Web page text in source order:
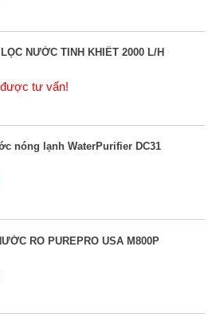
NƯỚC TINH KHIẾT 2000 L/H
tư vấn!
nóng lạnh WaterPurifier DC31
RO PUREPRO USA M800P